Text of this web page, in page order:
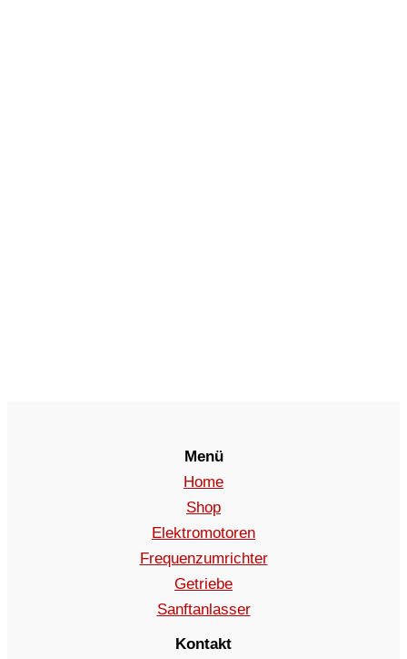
Menü
Home
Shop
Elektromotoren
Frequenzumrichter
Getriebe
Sanftanlasser
Kontakt